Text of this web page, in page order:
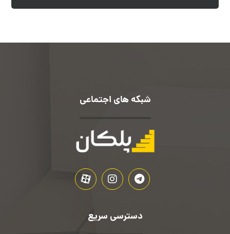
شبکه های اجتماعی
دسترسی سریع